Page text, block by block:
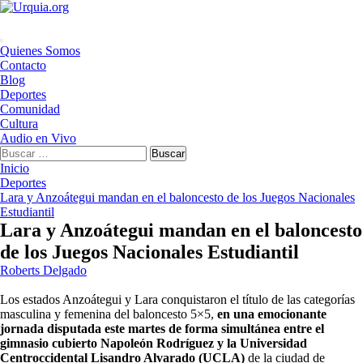
Saltar
Menú
principal
Quienes Somos
Contacto
Blog
Deportes
Comunidad
Cultura
Audio en Vivo
Buscar:
Inicio
Deportes
Lara y Anzoátegui mandan en el baloncesto de los Juegos Nacionales
Estudiantil
Lara y Anzoátegui mandan en el baloncesto
de los Juegos Nacionales Estudiantil
Roberts Delgado
Los estados Anzoátegui y Lara conquistaron el título de las categorías
masculina y femenina del baloncesto 5×5, en una emocionante
jornada disputada este martes de forma simultánea entre el
gimnasio cubierto Napoleón Rodríguez y la Universidad
Centroccidental Lisandro Alvarado (UCLA) de la ciudad de